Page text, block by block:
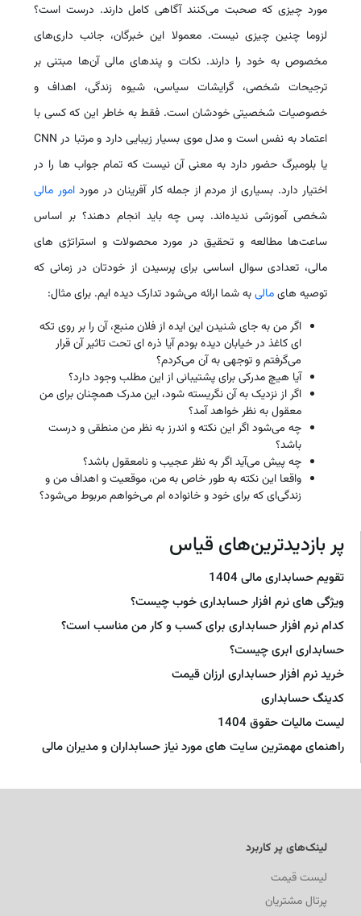
مورد چیزی که صحبت می‌کنند آگاهی کامل دارند. درست است؟
لزوما چنین چیزی نیست. معمولا این خبرگان، جانب داری‌های
مخصوص به خود را دارند. نکات و پندهای مالی آن‌ها مبتنی بر
ترجیحات شخصی، گرایشات سیاسی، شیوه زندگی، اهداف و
خصوصیات شخصیتی خودشان است. فقط به خاطر این که کسی با
اعتماد به نفس است و مدل موی بسیار زیبایی دارد و مرتبا در CNN
یا بلومبرگ حضور دارد به معنی آن نیست که تمام جواب ها را در
اختیار دارد. بسیاری از مردم از جمله کار آفرینان در موردامور مالی
شخصی آموزشی ندیده‌اند. پس چه باید انجام دهند؟ بر اساس
ساعت‌ها مطالعه و تحقیق در مورد محصولات و استراتژی های
مالی، تعدادی سوال اساسی برای پرسیدن از خودتان در زمانی که
توصیه هایمالیبه شما ارائه می‌شود تدارک دیده ایم. برای مثال:
اگر من به جای شنیدن این ایده از فلان منبع، آن را بر روی تکه
ای کاغذ در خیابان دیده بودم آیا ذره ای تحت تاثیر آن قرار
می‌گرفتم و توجهی به آن می‌کردم؟
آیا هیچ مدرکی برای پشتیبانی از این مطلب وجود دارد؟
اگر از نزدیک به آن نگریسته شود، این مدرک همچنان برای من
معقول به نظر خواهد آمد؟
چه می‌شود اگر این نکته و اندرز به نظر من منطقی و درست
باشد؟
چه پیش می‌آید اگر به نظر عجیب و نامعقول باشد؟
واقعا این نکته به طور خاص به من، موقعیت و اهداف من و
زندگی‌ای که برای خود و خانواده ام می‌خواهم مربوط می‌شود؟
پر بازدیدترین‌های قیاس
تقویم حسابداری مالی 1404
ویژگی های نرم افزار حسابداری خوب چیست؟
کدام نرم افزار حسابداری برای کسب و کار من مناسب است؟
حسابداری ابری چیست؟
خرید نرم افزار حسابداری ارزان قیمت
کدینگ حسابداری
لیست مالیات حقوق 1404
راهنمای مهمترین سایت های مورد نیاز حسابداران و مدیران مالی
لینک‌های پر کاربرد
لیست قیمت
پرتال مشتریان